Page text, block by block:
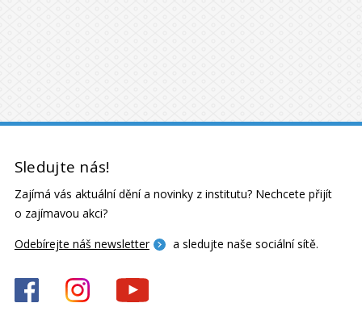
Sledujte nás!
Zajímá vás aktuální dění a novinky z institutu? Nechcete přijít
o zajímavou akci?
Odebírejte náš newsletter
a sledujte naše sociální sítě.